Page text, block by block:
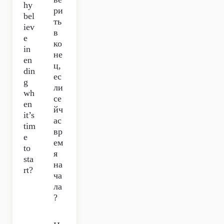
hy
bel
iev
e
in
en
din
g
wh
en
it’s
tim
e
to
sta
rt?
ри
ть
в
ко
не
ц,
ес
ли
се
йч
ас
вр
ем
я
на
ча
ла
?